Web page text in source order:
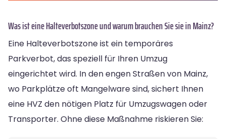
Was ist eine Halteverbotszone und warum brauchen Sie sie in Mainz?
Eine Halteverbotszone ist ein temporäres
Parkverbot, das speziell für Ihren Umzug
eingerichtet wird. In den engen Straßen von Mainz,
wo Parkplätze oft Mangelware sind, sichert Ihnen
eine HVZ den nötigen Platz für Umzugswagen oder
Transporter. Ohne diese Maßnahme riskieren Sie: